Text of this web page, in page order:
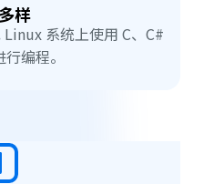
样
系统上使用 C、C#
编程。